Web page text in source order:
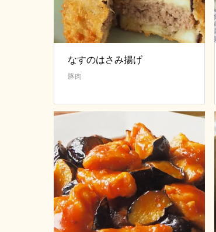
なすのはさみ揚げ
豚肉